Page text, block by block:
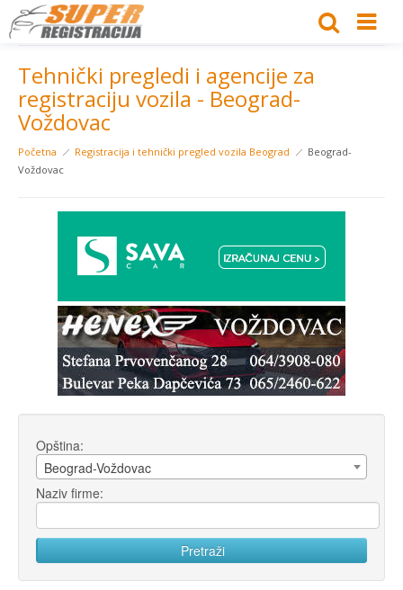
Tehnički pregledi i agencije za
registraciju vozila - Beograd-
Voždovac
Početna Registracija i tehnički pregled vozila Beograd
Beograd-
Voždovac
Opština:
Beograd-Voždovac
Naziv firme: